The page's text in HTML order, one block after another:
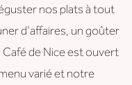
nos plats à tout
d'affaires, un goûter
de Nice est ouvert
varié et notre